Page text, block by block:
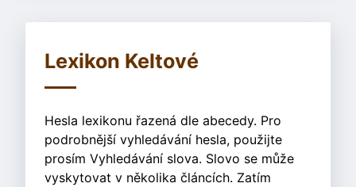
Lexikon Keltové
Hesla lexikonu řazená dle abecedy. Pro
podrobnější vyhledávání hesla, použijte
prosím Vyhledávání slova. Slovo se může
vyskytovat v několika článcích. Zatím